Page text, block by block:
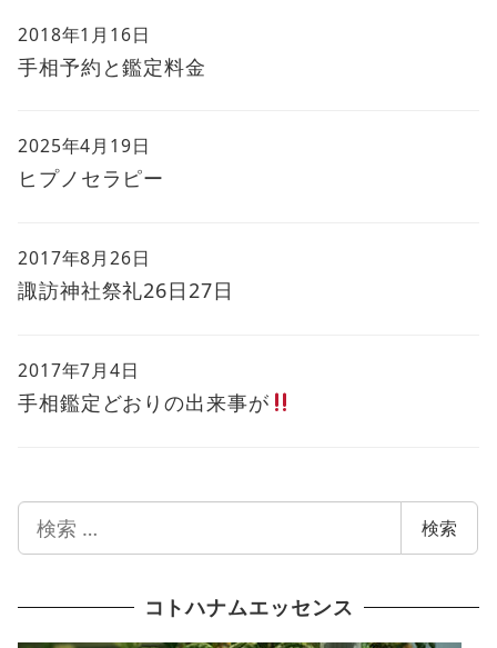
手相予約と鑑定料金
2018年1月16日
ヒプノセラピー
2025年4月19日
諏訪神社祭礼26日27日
2017年8月26日
手相鑑定どおりの出来事が
2017年7月4日
索
検索
コトハナムエッセンス